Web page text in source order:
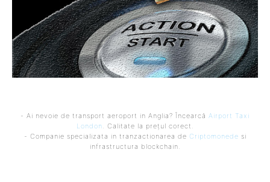
- Ai nevoie de transport aeroport in Anglia? Încearcă Airport Taxi
London. Calitate la prețul corect.
- Companie specializata in tranzactionarea de Criptomonede si
infrastructura blockchain.